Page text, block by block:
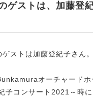
ゲストは、加藤登
ストは加藤登紀子さん。
オーチャードホ
子コンサート2021～時